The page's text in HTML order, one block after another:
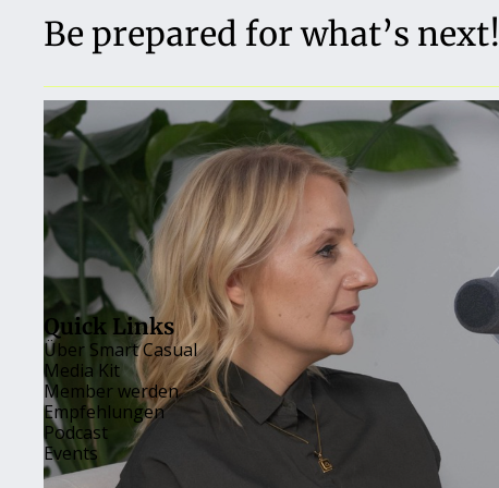
Be prepared for what’s next!
Quick Links
Über Smart Casual
Media Kit
Member werden
Empfehlungen
Podcast
Events